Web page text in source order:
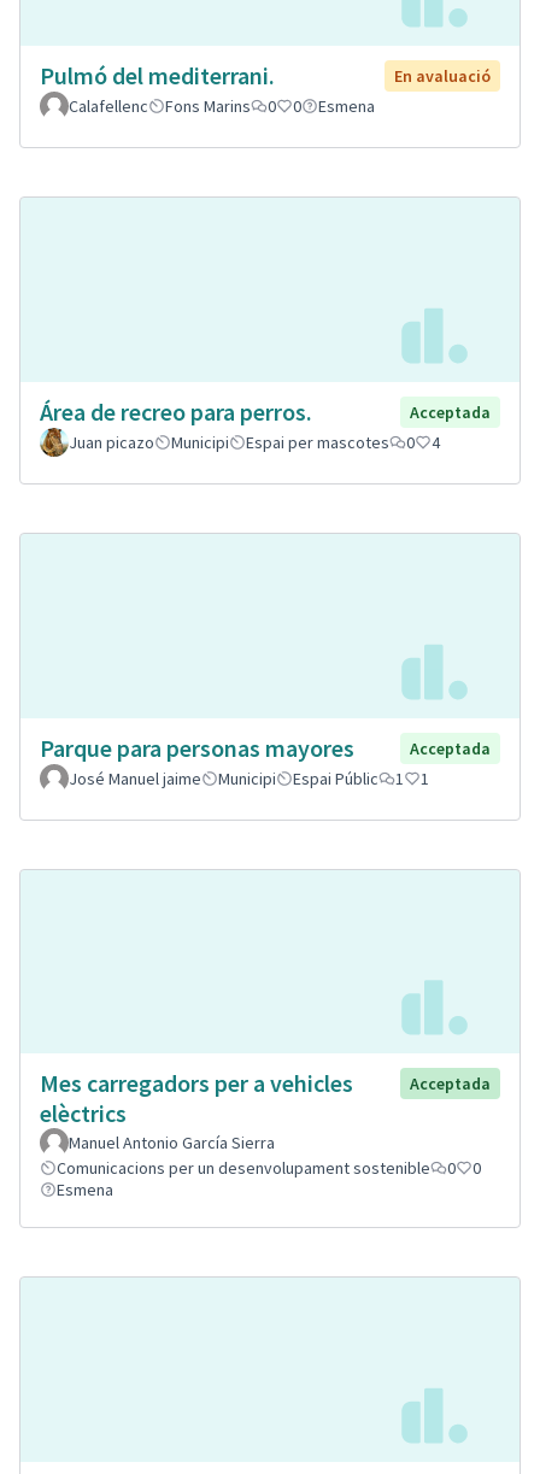
Pulmó del mediterrani.
En avaluació
Calafellenc
Fons Marins 0 0 Esmena
Área de recreo para perros.
Acceptada
Juan picazo
Municipi Espai per mascotes 0 4
Parque para personas mayores
Acceptada
José Manuel jaime
Municipi Espai Públic 1 1
Mes carregadors per a vehicles
elèctrics
Acceptada
Manuel Antonio García Sierra
Comunicacions per un desenvolupament sostenible
0
0
Esmena